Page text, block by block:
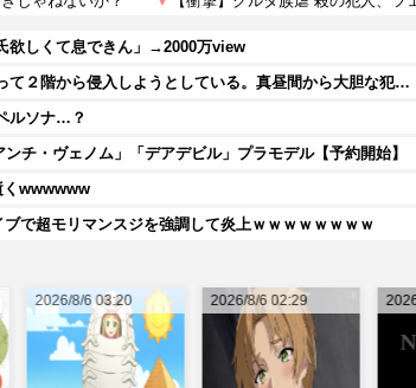
欲しくて息できん」→2000万view
隣の家に２人組の泥棒が現れた。柱を登って２階から侵入しようとしている。真昼間から大胆な犯行だ！ → どうやら親子のようです…
ルソナ…？
チ・ヴェノム」「デアデビル」プラモデル【予約開始】
くwwwwww
ブで超モリマンスジを強調して炎上ｗｗｗｗｗｗｗｗ
2026/8/6 02:29 2026/8/6 02:26